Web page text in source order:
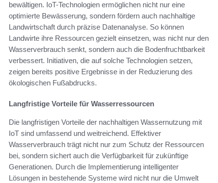
bewältigen. IoT-Technologien ermöglichen nicht nur eine
optimierte Bewässerung, sondern fördern auch nachhaltige
Landwirtschaft durch präzise Datenanalyse. So können
Landwirte ihre Ressourcen gezielt einsetzen, was nicht nur den
Wasserverbrauch senkt, sondern auch die Bodenfruchtbarkeit
verbessert. Initiativen, die auf solche Technologien setzen,
zeigen bereits positive Ergebnisse in der Reduzierung des
ökologischen Fußabdrucks.
Langfristige Vorteile für Wasserressourcen
Die langfristigen Vorteile der nachhaltigen Wassernutzung mit
IoT sind umfassend und weitreichend. Effektiver
Wasserverbrauch trägt nicht nur zum Schutz der Ressourcen
bei, sondern sichert auch die Verfügbarkeit für zukünftige
Generationen. Durch die Implementierung intelligenter
Lösungen in bestehende Systeme wird nicht nur die Umwelt